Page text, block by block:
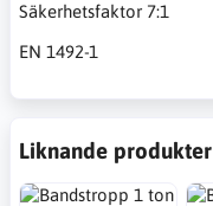
Säkerhetsfaktor 7:1
EN 1492-1
Liknande produkter